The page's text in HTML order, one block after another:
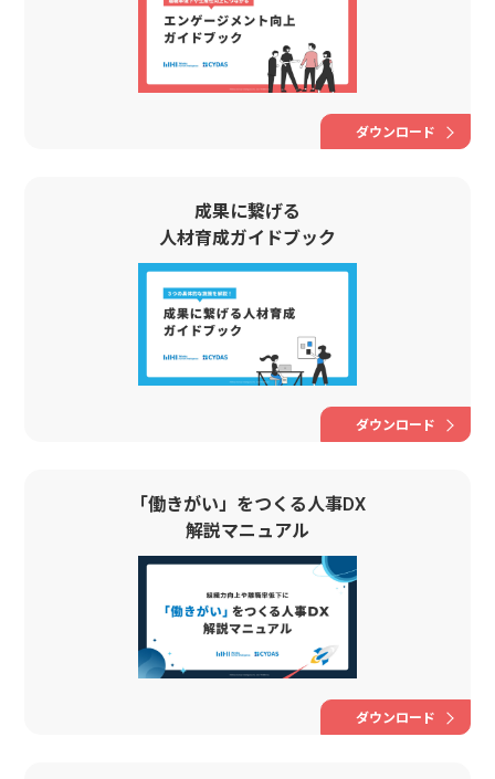
ダウンロード
成果に繋げる
人材育成ガイドブック
ダウンロード
「働きがい」をつくる人事DX
解説マニュアル
ダウンロード